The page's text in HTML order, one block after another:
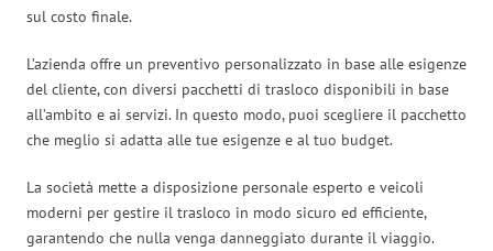
sul costo finale.
L’azienda offre un preventivo personalizzato in base alle esigenze
del cliente, con diversi pacchetti di trasloco disponibili in base
all’ambito e ai servizi. In questo modo, puoi scegliere il pacchetto
che meglio si adatta alle tue esigenze e al tuo budget.
La società mette a disposizione personale esperto e veicoli
moderni per gestire il trasloco in modo sicuro ed efficiente,
garantendo che nulla venga danneggiato durante il viaggio.